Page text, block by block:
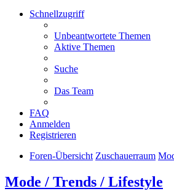
Schnellzugriff
Unbeantwortete Themen
Aktive Themen
Suche
Das Team
FAQ
Anmelden
Registrieren
Foren-Übersicht Zuschauerraum
Mode / Trends / Lifestyle